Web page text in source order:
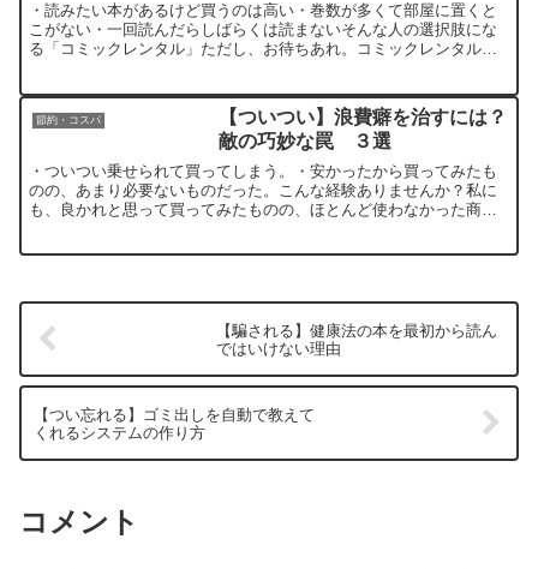
・読みたい本があるけど買うのは高い・巻数が多くて部屋に置くと
こがない・一回読んだらしばらくは読まないそんな人の選択肢にな
る「コミックレンタル」ただし、お待ちあれ。コミックレンタルを
節約・コスパ
【ついつい】浪費癖を治すには？
敵の巧妙な罠 ３選
・ついつい乗せられて買ってしまう。・安かったから買ってみたも
のの、あまり必要ないものだった。こんな経験ありませんか？私に
も、良かれと思って買ってみたものの、ほとんど使わなかった商品
【騙される】健康法の本を最初から読ん
ではいけない理由
【つい忘れる】ゴミ出しを自動で教えて
くれるシステムの作り方
コメント